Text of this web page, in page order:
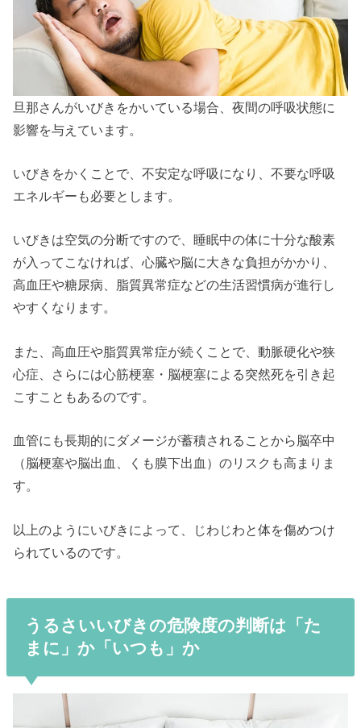
旦那さんがいびきをかいている場合、夜間の呼吸状態に
影響を与えています。
いびきをかくことで、不安定な呼吸になり、不要な呼吸
エネルギーも必要とします。
いびきは空気の分断ですので、睡眠中の体に十分な酸素
が入ってこなければ、心臓や脳に大きな負担がかかり、
高血圧や糖尿病、脂質異常症などの生活習慣病が進行し
やすくなります。
また、高血圧や脂質異常症が続くことで、動脈硬化や狭
心症、さらには心筋梗塞・脳梗塞による突然死を引き起
こすこともあるのです。
血管にも長期的にダメージが蓄積されることから脳卒中
（脳梗塞や脳出血、くも膜下出血）のリスクも高まりま
す。
以上のようにいびきによって、じわじわと体を傷めつけ
られているのです。
うるさいいびきの危険度の判断は「た
まに」か「いつも」か